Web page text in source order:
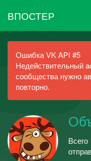
ВПОСТЕР
Ошибка VK API #5
Недействительный
сообщества нужно
повторно.